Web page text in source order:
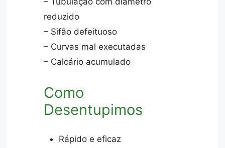
reduzido
– Sifão defeituoso
– Curvas mal executadas
– Calcário acumulado
Como
Desentupimos
Rápido e eficaz